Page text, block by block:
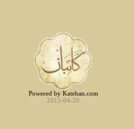
Powered by Kateban.com
2015-04-20